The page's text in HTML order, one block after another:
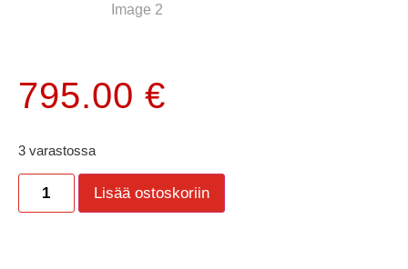
795.00 €
3 varastossa
Lisää ostoskoriin